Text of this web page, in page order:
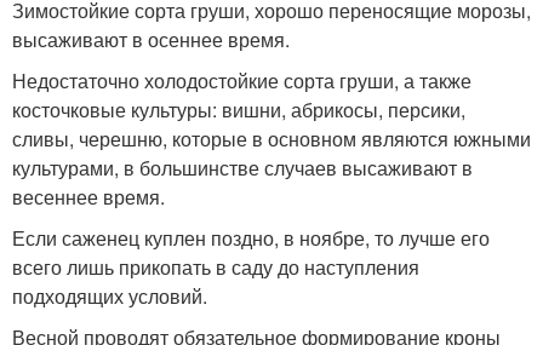
Зимостойкие сорта груши, хорошо переносящие морозы,
высаживают в осеннее время.
Недостаточно холодостойкие сорта груши, а также
косточковые культуры: вишни, абрикосы, персики,
сливы, черешню, которые в основном являются южными
культурами, в большинстве случаев высаживают в
весеннее время.
Если саженец куплен поздно, в ноябре, то лучше его
всего лишь прикопать в саду до наступления
подходящих условий.
Весной проводят обязательное формирование кроны